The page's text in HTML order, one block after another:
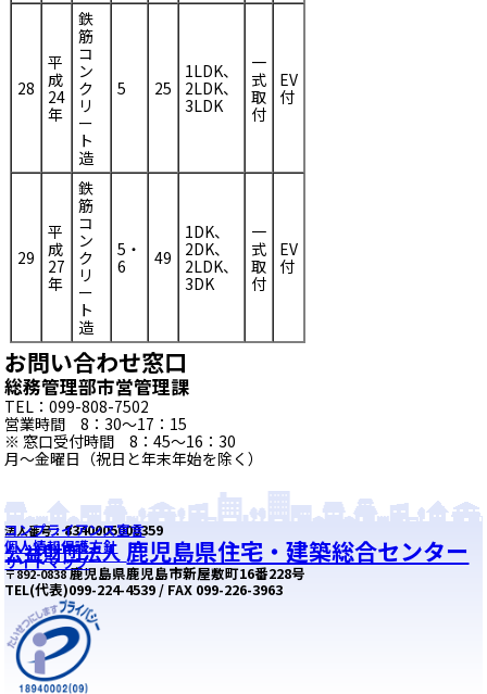
28
平
成
24
年
鉄
筋
コ
ン
ク
リ
ー
ト
造
5 25
1LDK、
2LDK、
3LDK
一
式
取
付
EV
付
29
平
成
27
年
鉄
筋
コ
ン
ク
リ
ー
ト
造
5・
6
49
1DK、
2DK、
2LDK、
3DK
一
式
取
付
EV
付
お問い合わせ窓口
総務管理部市営管理課
TEL：099-808-7502
営業時間 8：30～17：15
※ 窓口受付時間 8：45～16：30
月～金曜日（祝日と年末年始を除く）
コンプライアンス宣言
個人情報保護方針
サイトマップ
法人番号：8340005000359
公益財団法人鹿児島県住宅・建築総合センター
〒892-0838鹿児島県鹿児島市新屋敷町16番228号
TEL(代表)099-224-4539 / FAX 099-226-3963